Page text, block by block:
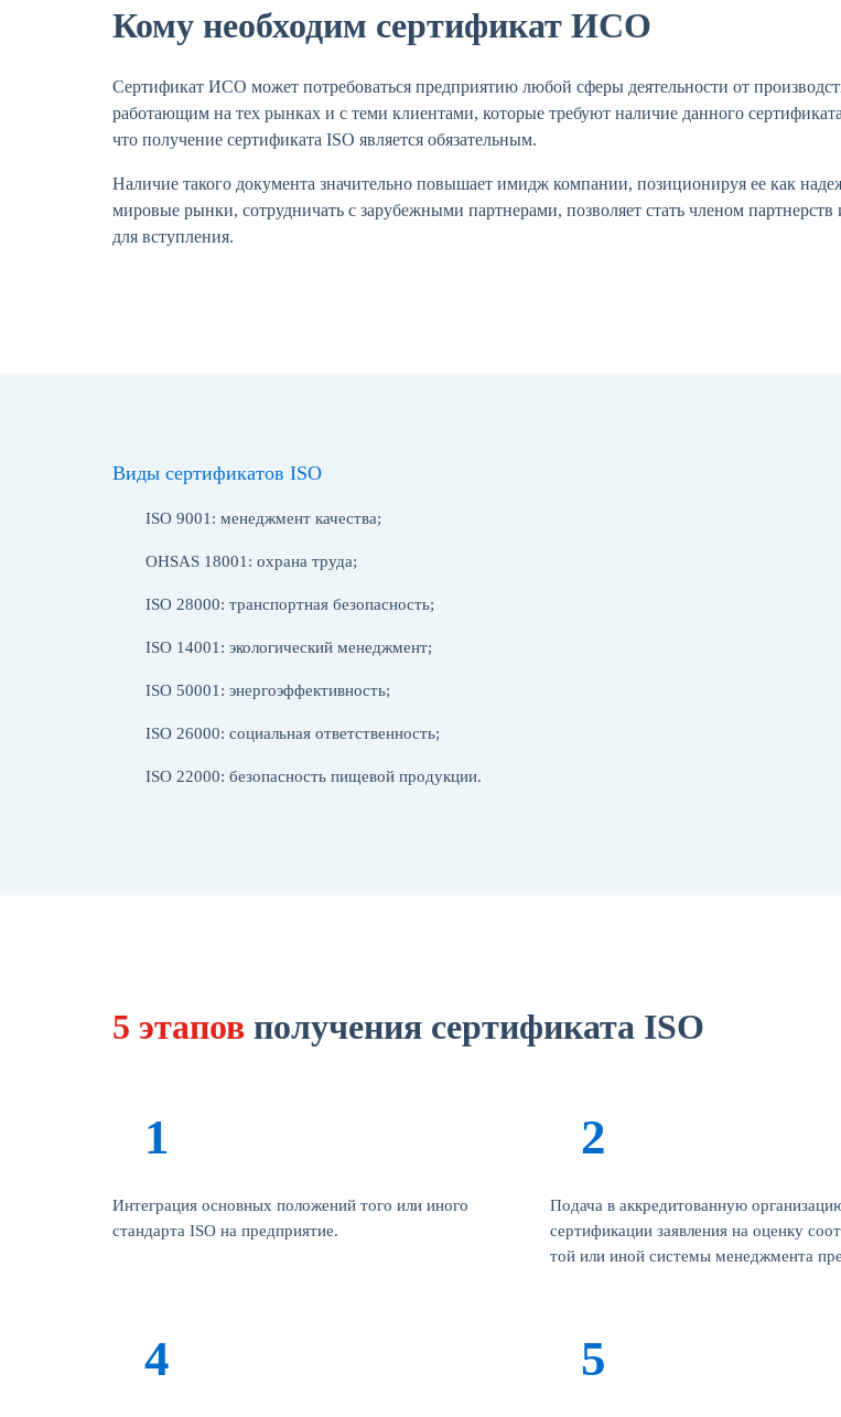
Кому необходим сертификат ИСО
Сертификат ИСО может потребоваться предприятию любой сферы деятельности от
работающим на тех рынках и с теми клиентами, которые требуют наличие данного
что получение сертификата ISO является обязательным.
Наличие такого документа значительно повышает имидж компании, позиционируя ее как
мировые рынки, сотрудничать с зарубежными партнерами, позволяет стать членом
для вступления.
Виды сертификатов ISO
ISO 9001: менеджмент качества;
OHSAS 18001: охрана труда;
ISO 28000: транспортная безопасность;
ISO 14001: экологический менеджмент;
ISO 50001: энергоэффективность;
ISO 26000: социальная ответственность;
ISO 22000: безопасность пищевой продукции.
5 этапов получения сертификата ISO
Интеграция основных положений того или иного
стандарта ISO на предприятие.
Подача в аккредитованную
сертификации заявления на оценку
той или иной системы менеджмента